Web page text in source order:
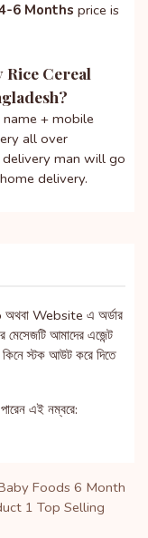
6 Months price is
Rice Cereal
+ mobile
all over
delivery man will go
delivery.
অথবা Website এ অর্ডার
মেসেজটি আমাদের এজেন্ট
স্টক আউট করে দিতে
এই নম্বরে:
Foods 6 Month
1 Top Selling